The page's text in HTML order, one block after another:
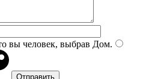
вы человек, выбрав Дом.